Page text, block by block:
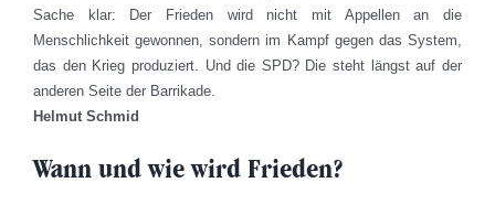
Sache klar: Der Frieden wird nicht mit Appellen an die
Menschlichkeit gewonnen, sondern im Kampf gegen das System,
das den Krieg produziert. Und die SPD? Die steht längst auf der
anderen Seite der Barrikade.
Helmut Schmid
Wann und wie wird Frieden?